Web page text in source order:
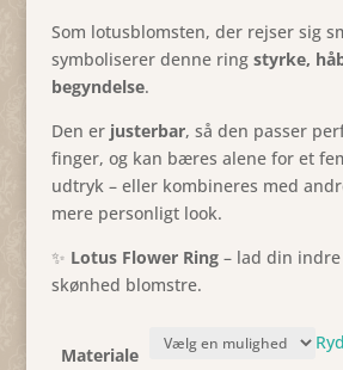
Som lotusblomsten, der rejser sig
symboliserer denne ring styrke,
begyndelse.
Den er justerbar, så den passer
finger, og kan bæres alene for et
udtryk – eller kombineres med
mere personligt look.
✨ Lotus Flower Ring– lad din indre
skønhed blomstre.
Materiale
Ryd